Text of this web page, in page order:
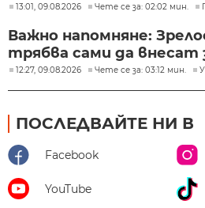
13:01, 09.08.2026 Чете се за: 02:02 мин.
Важно напомняне:
трябва сами да внесат
12:27, 09.08.2026 Чете се за: 03:12 мин.
ПОСЛЕДВАЙТЕ НИ В
Facebook
YouTube